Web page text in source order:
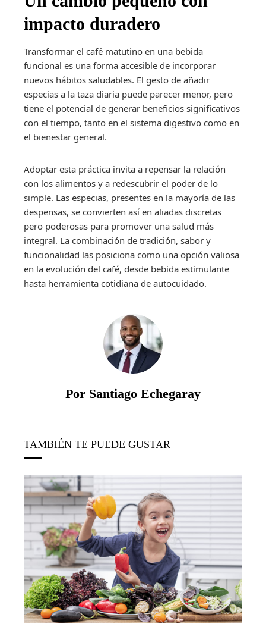
impacto duradero
Transformar el café matutino en una bebida
funcional es una forma accesible de incorporar
nuevos hábitos saludables. El gesto de añadir
especias a la taza diaria puede parecer menor, pero
tiene el potencial de generar beneficios significativos
con el tiempo, tanto en el sistema digestivo como en
el bienestar general.
Adoptar esta práctica invita a repensar la relación
con los alimentos y a redescubrir el poder de lo
simple. Las especias, presentes en la mayoría de las
despensas, se convierten así en aliadas discretas
pero poderosas para promover una salud más
integral. La combinación de tradición, sabor y
funcionalidad las posiciona como una opción valiosa
en la evolución del café, desde bebida estimulante
hasta herramienta cotidiana de autocuidado.
Por Santiago Echegaray
TAMBIÉN TE PUEDE GUSTAR